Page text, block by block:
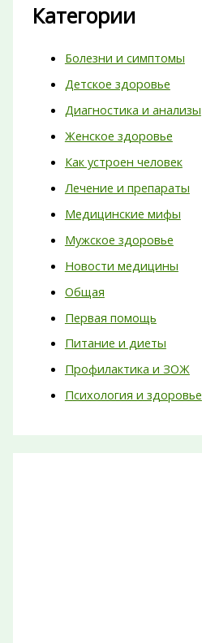
Категории
Болезни и симптомы
Детское здоровье
Диагностика и анализы
Женское здоровье
Как устроен человек
Лечение и препараты
Медицинские мифы
Мужское здоровье
Новости медицины
Общая
Первая помощь
Питание и диеты
Профилактика и ЗОЖ
Психология и здоровье